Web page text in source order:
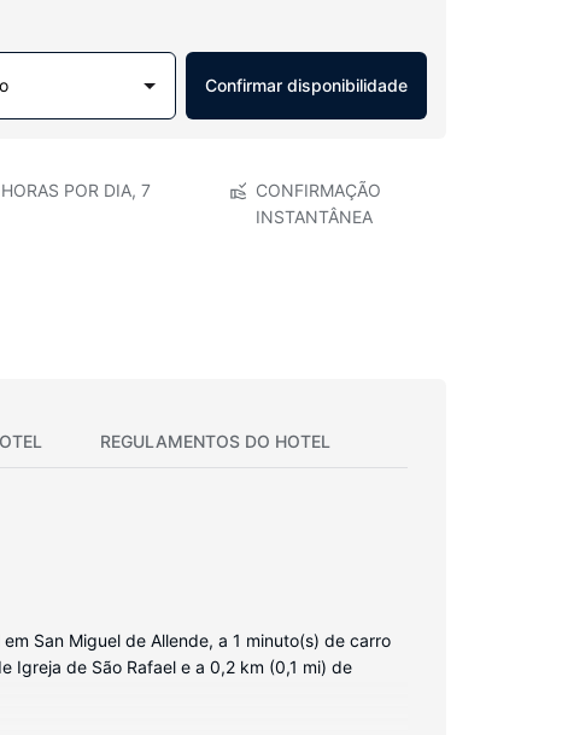
Confirmar disponibilidade
POR DIA, 7
CONFIRMAÇÃO
INSTANTÂNEA
REGULAMENTOS DO HOTEL
San Miguel de Allende, a 1 minuto(s) de carro
Igreja de São Rafael e a 0,2 km (0,1 mi) de